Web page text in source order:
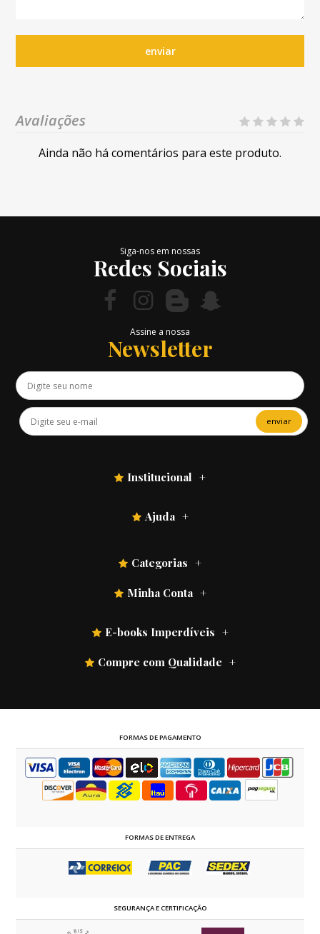
enviar
Avaliações
Ainda não há comentários para este produto.
Siga-nos em nossas
Redes Sociais
Assine a nossa
Newsletter
enviar
Institucional
Ajuda
Categorias
Minha Conta
E-books Imperdíveis
Compre com Qualidade
FORMAS DE PAGAMENTO
FORMAS DE ENTREGA
SEGURANÇA E CERTIFICAÇÃO